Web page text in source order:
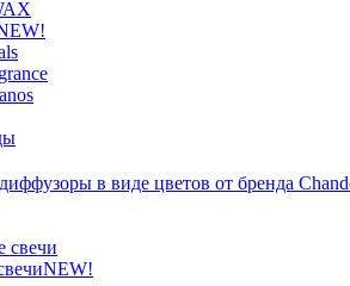
в виде цветов от бренда
свечи
NEW!